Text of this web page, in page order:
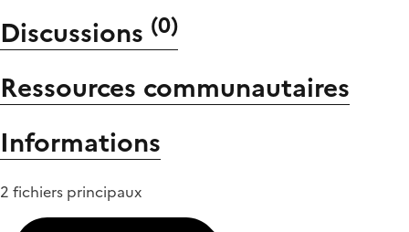
Discussions (0)
Ressources communautaires
Informations
2 fichiers principaux